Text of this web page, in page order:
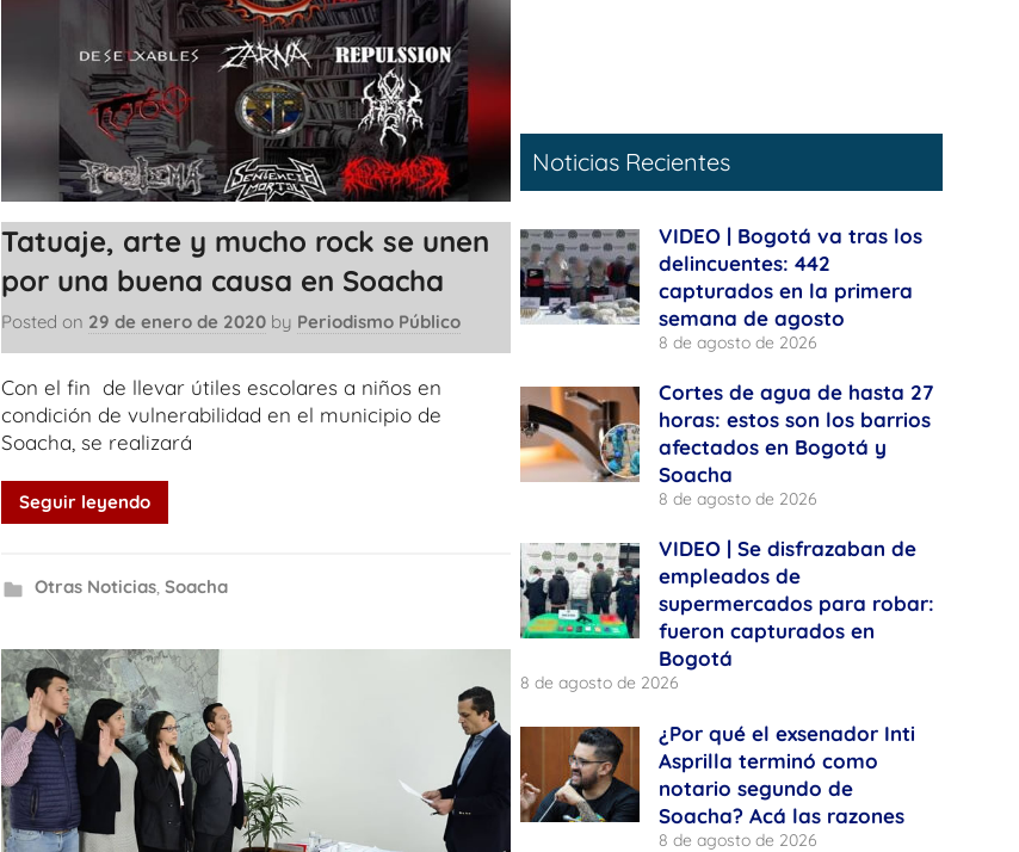
Tatuaje, arte y mucho rock se unen
por una buena causa en Soacha
Posted on 29 de enero de 2020 by Periodismo Público
Con el fin de llevar útiles escolares a niños en
condición de vulnerabilidad en el municipio de
Soacha, se realizará
Seguir leyendo
Otras Noticias, Soacha
Noticias Recientes
VIDEO | Bogotá va tras los
delincuentes: 442
capturados en la primera
semana de agosto
8 de agosto de 2026
Cortes de agua de hasta 27
horas: estos son los barrios
afectados en Bogotá y
Soacha
8 de agosto de 2026
VIDEO | Se disfrazaban de
empleados de
supermercados para robar:
fueron capturados en
Bogotá
8 de agosto de 2026
¿Por qué el exsenador Inti
Asprilla terminó como
notario segundo de
Soacha? Acá las razones
8 de agosto de 2026